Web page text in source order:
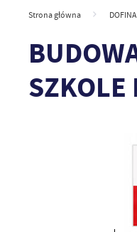
Strona główna
SZKOLE